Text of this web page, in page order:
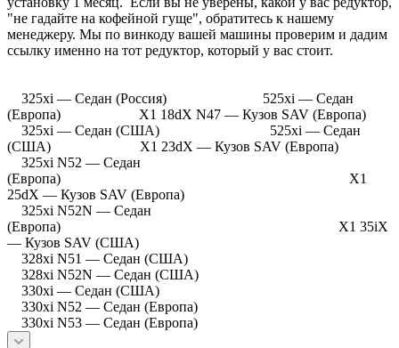
"не гадайте на кофейной гуще", обратитесь к нашему
менеджеру. Мы по винкоду вашей машины проверим и дадим
ссылку именно на тот редуктор, который у вас стоит.
325xi — Седан (Россия) 525xi — Седан
(Европа) X1 18dX N47 — Кузов SAV (Европа)
325xi — Седан (США) 525xi — Седан
(США) X1 23dX — Кузов SAV (Европа)
325xi N52 — Седан
(Европа) X1
25dX — Кузов SAV (Европа)
325xi N52N — Седан
(Европа) X1 35iX
— Кузов SAV (США)
328xi N51 — Седан (США)
328xi N52N — Седан (США)
330xi — Седан (США)
330xi N52 — Седан (Европа)
330xi N53 — Седан (Европа)